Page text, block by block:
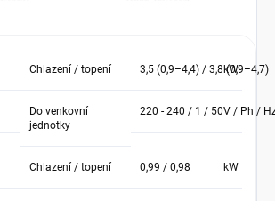
Chlazení / topení 3,5 (0,9–4,4) / 3,8 (0,9–4,7)
kW
Do venkovní
jednotky
220 - 240 / 1 / 50V / Ph /
Chlazení / topení 0,99 / 0,98 kW